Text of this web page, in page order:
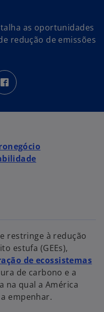
as oportunidades
redução de emissões
b
r
a
g
u
i
restringe à redução
estufa (GEEs),
de ecossistemas
de carbono e a
na qual a América
empenhar.